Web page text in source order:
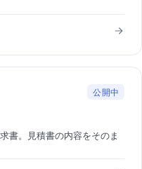
公開中
書。見積書の内容をそのま